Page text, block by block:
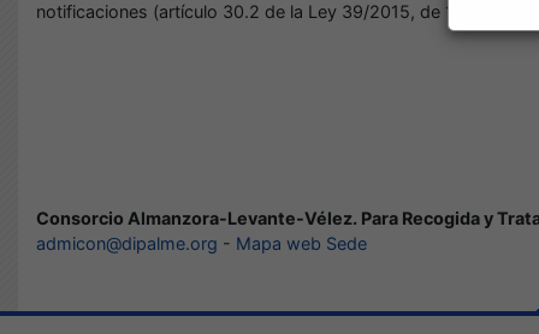
notificaciones (artículo 30.2 de la Ley 39/2015, de 1 de
Consorcio Almanzora-Levante-Vélez. Para Recogida y
admicon@dipalme.org - Mapa web Sede